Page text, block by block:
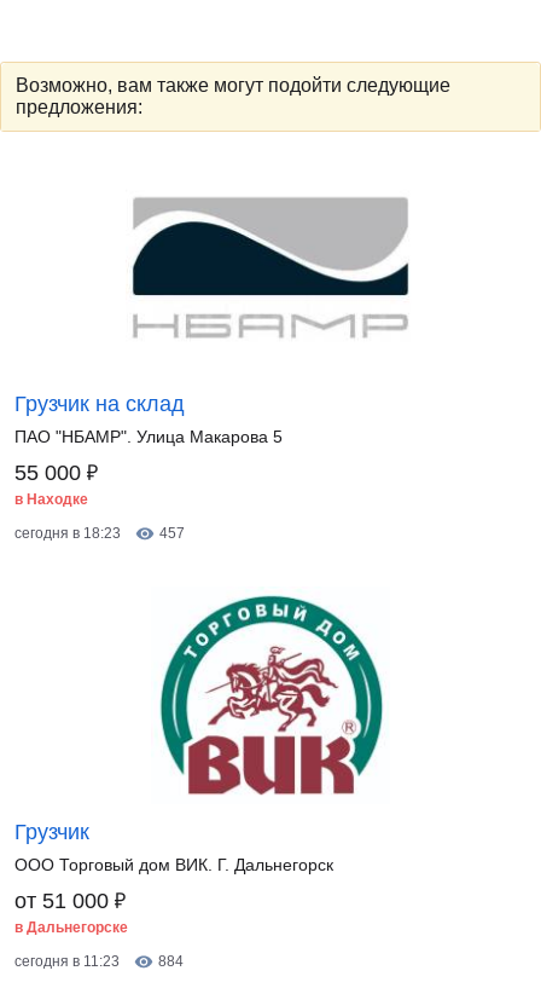
Возможно, вам также могут подойти следующие
предложения:
Грузчик на склад
ПАО "НБАМР". Улица Макарова 5
55 000 ₽
в Находке
сегодня в 18:23
457
Грузчик
ООО Торговый дом ВИК. Г. Дальнегорск
от 51 000 ₽
в Дальнегорске
сегодня в 11:23
884